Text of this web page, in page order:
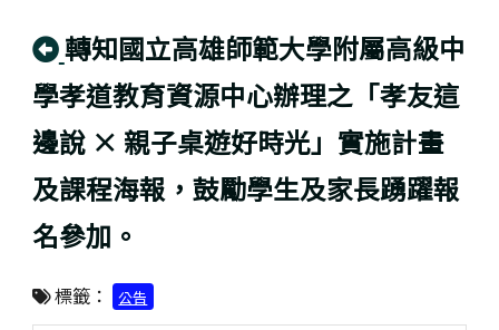
回上頁
轉知國立高雄師範大學附屬高級中
學孝道教育資源中心辦理之「孝友這
邊說 × 親子桌遊好時光」實施計畫
及課程海報，鼓勵學生及家長踴躍報
名參加。
標籤： 公告